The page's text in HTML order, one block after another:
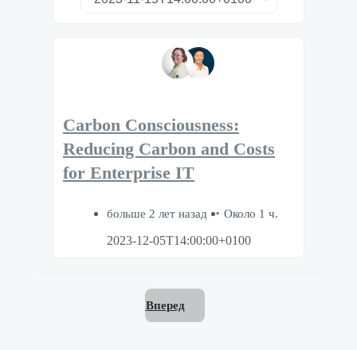
Carbon Consciousness:
Reducing Carbon and Costs
for Enterprise IT
больше 2 лет назад
Около 1 ч.
2023-12-05T14:00:00+0100
Вперед